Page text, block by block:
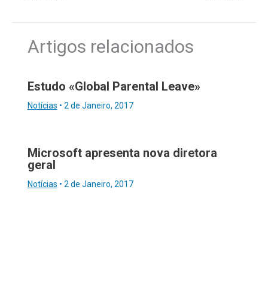
Artigos relacionados
Estudo «Global Parental Leave»
Notícias • 2 de Janeiro, 2017
Microsoft apresenta nova diretora
geral
Notícias • 2 de Janeiro, 2017